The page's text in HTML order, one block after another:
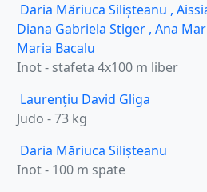
Daria Măriuca Silișteanu ,
Diana Gabriela Stiger , Ana
Maria Bacalu
Inot - stafeta 4x100 m liber
Laurențiu David Gliga
Judo - 73 kg
Daria Măriuca Silișteanu
Inot - 100 m spate